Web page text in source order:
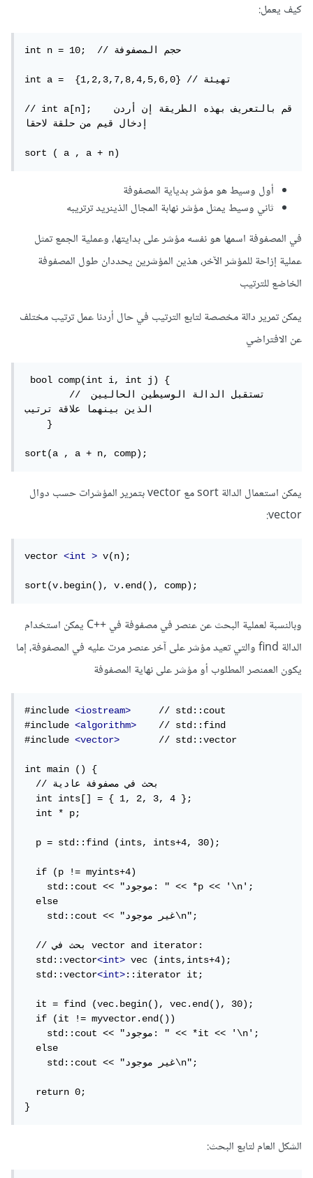
كيف يعمل:
int n = 10;  // حجم المصفوفة
int a =  {1,2,3,7,8,4,5,6,0} // تهيئة
// int a[n];   قم بالتعريف بهذه الطريقة إن أردن
إدخال قيم من حلقة لاحقا
sort ( a , a + n)
أول وسيط هو مؤشر بدياية المصفوفة
ثاني وسيط يمثل مؤشر نهابة المجال الذينريد ترتريبه
في المصفوفة اسمها هو نفسه مؤشر على بدايتها، وعملية الجمع تمثل
عملية إزاحة للمؤشر الآخر، هذين المؤشرين يحددان طول المصفوفة
الخاضع للترتيب
يمكن تمرير دالة مخصصة لتابع الترتيب في حال أردنا عمل ترتيب مختلف
عن الافتراضي
bool comp(int i, int j) {
        // تستقبل الدالة الوسيطين الحاليين
الذين بينهما علاقة ترتيب
    }
sort(a , a + n, comp);
يمكن استعمال الدالة sort مع vector بتمرير المؤشرات حسب دوال
vector:
vector <int > v(n);
sort(v.begin(), v.end(), comp);
وبالنسبة لعملية البحث عن عنصر في مصفوفة في ++C يمكن استخدام
الدالة find والتي تعيد مؤشر على آخر عنصر مرت عليه في المصفوفة، إما
يكون العمنصر المطلوب أو مؤشر على نهاية المصفوفة
#include <iostream>
     // std::cout
#include <algorithm>
    // std::find
#include <vector>
       // std::vector
int main () {
  // بحث في مصفوفة عادية
  int ints[] = { 1, 2, 3, 4 };
  int * p;
  p = std::find (ints, ints+4, 30);
  if (p != myints+4)
    std::cout << "موجود: " << *p << '\n';
  else
    std::cout << "غير موجود\n";
  // بحث في vector and iterator:
  std::vector
<int> vec (ints,ints+4);
  std::vector
<int>::iterator it;
  it = find (vec.begin(), vec.end(), 30);
  if (it != myvector.end())
    std::cout << "موجود: " << *it << '\n';
  else
    std::cout << "غير موجود\n";
  return 0;
}
الشكل العام لتابع البحث: